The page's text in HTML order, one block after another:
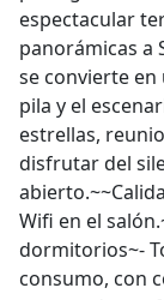
espectacular
panorámicas a
se convierte
pila y el
estrellas,
disfrutar del
Wifi en el
dormitorios~-
consumo, con